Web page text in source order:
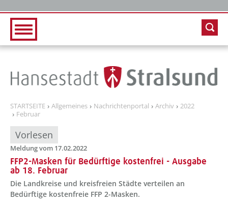
STARTSEITE Allgemeines Nachrichtenportal Archiv
2022
Februar
Vorlesen
Meldung vom 17.02.2022
FFP2-Masken für Bedürftige kostenfrei - Ausgabe
ab 18. Februar
Die Landkreise und kreisfreien Städte verteilen an
Bedürftige kostenfreie FFP 2-Masken.